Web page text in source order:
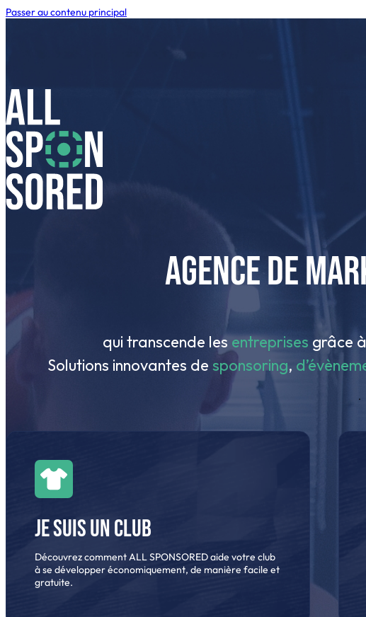
Passer au contenu principal
Agence de
qui transcende les entreprises grâce
Solutions innovantes de sponsoring,
.
Je suis un club
Découvrez comment ALL SPONSORED aide votre club
à se développer économiquement, de manière facile et
gratuite.